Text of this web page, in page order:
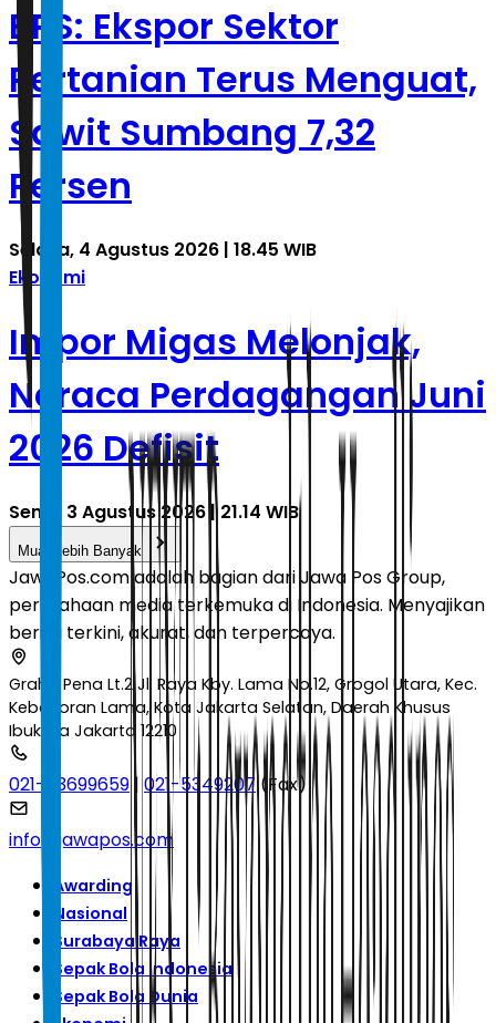
BPS: Ekspor Sektor
Pertanian Terus Menguat,
Sawit Sumbang 7,32
Persen
Selasa, 4 Agustus 2026 | 18.45 WIB
Ekonomi
Impor Migas Melonjak,
Neraca Perdagangan Juni
2026 Defisit
Senin, 3 Agustus 2026 | 21.14 WIB
Muat Lebih Banyak
JawaPos.com adalah bagian dari Jawa Pos Group,
perusahaan media terkemuka di Indonesia. Menyajikan
berita terkini, akurat, dan terpercaya.
Graha Pena Lt.2 Jl. Raya Kby. Lama No.12, Grogol Utara, Kec.
Kebayoran Lama, Kota Jakarta Selatan, Daerah Khusus
Ibukota Jakarta 12210
021-53699659 | 021-5349207(Fax)
info@jawapos.com
Awarding
Nasional
Surabaya Raya
Sepak Bola Indonesia
Sepak Bola Dunia